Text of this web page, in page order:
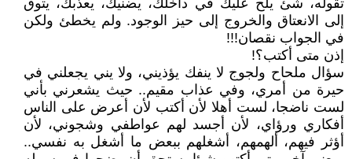
تقوله، شئ يلح عليك في داخلك، يضنيك، يعذبك، يتوق
إلى الانعتاق والخروج إلى حيز الوجود. ولم يخطئ ولكن
في الجواب نقصان!!!
إذن متى أكتب؟!
سؤال ملحاح ولجوج لا ينفك يؤذيني، ولا يني يجعلني في
حيرة من أمري، وفي عذاب مقيم.. حيث يشعرني بأني
لست ناضجا، لست أهلا لأن أكتب لأن أعرض على الناس
أفكاري ورؤاي، لأن أجسد لهم عواطفي وشجوني، لأن
أؤثر فيهم، ألهمهم، أشغلهم ببعض ما أشغل به نفسي..